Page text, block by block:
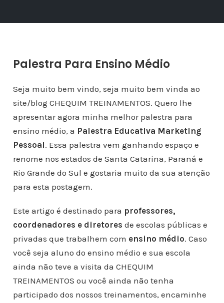
Palestra Para Ensino Médio
Seja muito bem vindo, seja muito bem vinda ao
site/blog CHEQUIM TREINAMENTOS. Quero lhe
apresentar agora minha melhor palestra para
ensino médio, a Palestra Educativa Marketing
Pessoal. Essa palestra vem ganhando espaço e
renome nos estados de Santa Catarina, Paraná e
Rio Grande do Sul e gostaria muito da sua atenção
para esta postagem.
Este artigo é destinado para professores,
coordenadores e diretores de escolas públicas e
privadas que trabalhem com ensino médio. Caso
você seja aluno do ensino médio e sua escola
ainda não teve a visita da CHEQUIM
TREINAMENTOS ou você ainda não tenha
participado dos nossos treinamentos, encaminhe